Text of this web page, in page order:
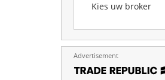
Kies uw broker
Advertisement